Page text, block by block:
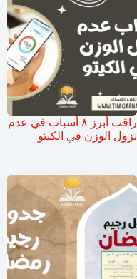
راقب أبرز ٨ أسباب في عدم
نزول الوزن في الكيتو